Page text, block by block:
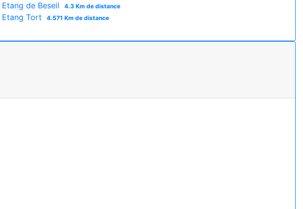
Etang de Beseil 4.3 Km de distance
Etang Tort 4.571 Km de distance